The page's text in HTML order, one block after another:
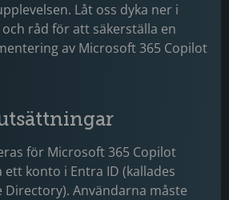
Låt oss dyka ner i
råd för att säkerställa en
av Microsoft 365 Copilot
för Microsoft 365 Copilot
konto i Entra ID (kallades
Directory). Användarna måste